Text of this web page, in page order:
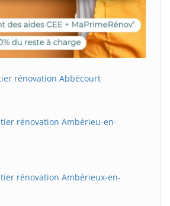
rénovation Abbécourt
rénovation Ambérieu-en-
rénovation Ambérieux-en-